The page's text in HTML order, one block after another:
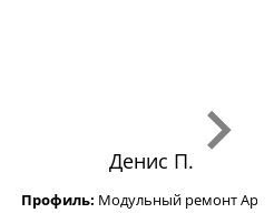
ремонт Apple.